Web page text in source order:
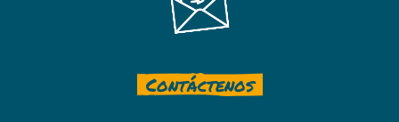
Contáctenos